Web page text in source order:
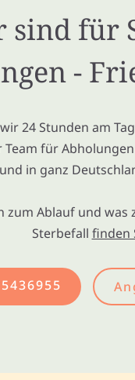
sind für
-
24 Stunden am
Team für
und in ganz
Ablauf und was
Sterbefall finden